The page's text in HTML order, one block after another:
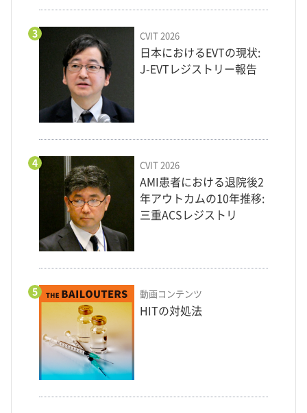
3 CVIT 2026
日本におけるEVTの現状:
J-EVTレジストリー報告
4 CVIT 2026
AMI患者における退院後2
年アウトカムの10年推移:
三重ACSレジストリ
5 動画コンテンツ
HITの対処法